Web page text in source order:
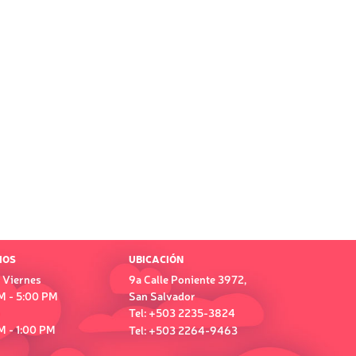
Viernes
- 5:00 PM
- 1:00 PM
UBICACIÓN
9a Calle Poniente 3972,
San Salvador
Tel: +503 2235-3824
Tel: +503 2264-9463